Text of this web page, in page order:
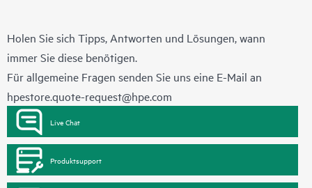
Holen Sie sich Tipps, Antworten und Lösungen, wann
immer Sie diese benötigen.
Für allgemeine Fragen senden Sie uns eine E-Mail an
hpestore.quote-request@hpe.com
Live Chat
Produktsupport